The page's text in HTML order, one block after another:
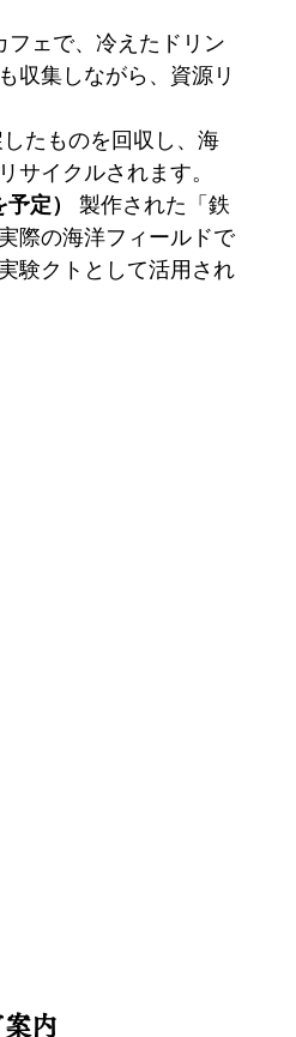
フェで、冷えたドリン
収集しながら、資源リ
たものを回収し、海
サイクルされます。
定） 製作された「鉄
際の海洋フィールドで
験クトとして活用され
内